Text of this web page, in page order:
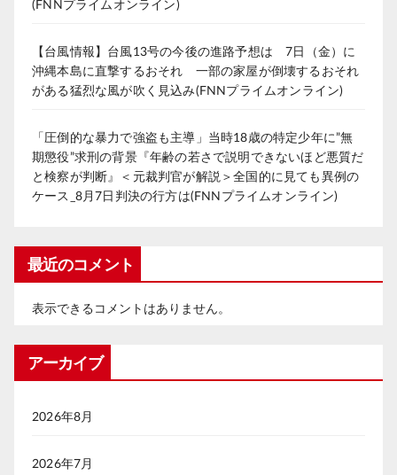
(FNNプライムオンライン)
【台風情報】台風13号の今後の進路予想は 7日（金）に
沖縄本島に直撃するおそれ 一部の家屋が倒壊するおそれ
がある猛烈な風が吹く見込み(FNNプライムオンライン)
「圧倒的な暴力で強盗も主導」当時18歳の特定少年に”無
期懲役”求刑の背景『年齢の若さで説明できないほど悪質だ
と検察が判断』＜元裁判官が解説＞全国的に見ても異例の
ケース_8月7日判決の行方は(FNNプライムオンライン)
最近のコメント
表示できるコメントはありません。
アーカイブ
2026年8月
2026年7月